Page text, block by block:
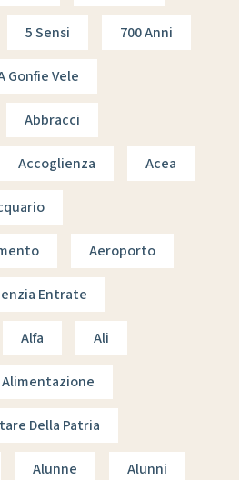
5 Sensi 700 Anni
Gonfie Vele
Abbracci
Accoglienza Acea
Aeroporto
Entrate
Alfa Ali
Alimentazione
Della Patria
Alunne Alunni